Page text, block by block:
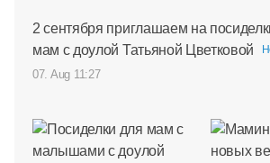
2 сентября приглашаем на
мам с доулой Татьяной Цветковой
07. Aug 11:27